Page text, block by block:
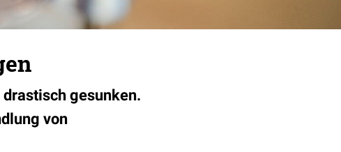
gesunken.
von